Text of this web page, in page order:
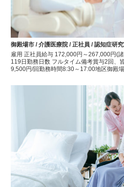
御殿場市 / 介護医療院 / 正社員
雇用 正社員給与 172,000円～267,000円(
119日勤務日数 フルタイム備考賞与2回、
9,500円/回勤務時間8:30～17:00地区御殿場